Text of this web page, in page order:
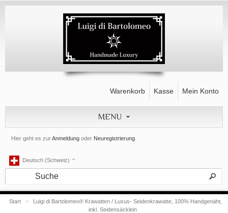
Hier geht es zurAnmeldung oder Neuregistrierung
Warenkorb Kasse Mein Konto
MENU
Deutsch (Schweiz)
Start »
Luigi di Bartolomeo® Krawatten / Luxus- Seidenkrawatte, 100% Handgenäht,
inkl. Seidensäcklein